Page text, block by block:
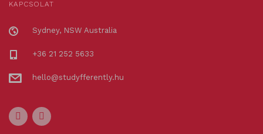
KAPCSOLAT
Sydney, NSW Australia
+36 21 252 5633
hello@studyfferently.hu